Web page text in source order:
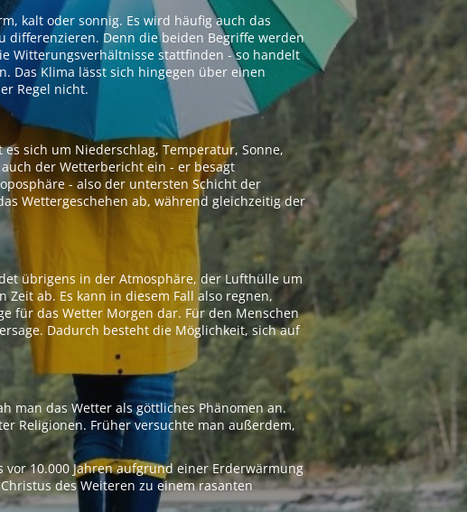
kalt oder sonnig. Es wird häufig auch das
differenzieren. Denn die beiden Begriffe werden
Witterungsverhältnisse stattfinden - so handelt
Das Klima lässt sich hingegen über einen
Regel nicht.
sich um Niederschlag, Temperatur, Sonne,
der Wetterbericht ein - er besagt
- also der untersten Schicht der
Wettergeschehen ab, während gleichzeitig der
übrigens in der Atmosphäre, der Lufthülle um
ab. Es kann in diesem Fall also regnen,
für das Wetter Morgen dar. Für den Menschen
Dadurch besteht die Möglichkeit, sich auf
man das Wetter als göttliches Phänomen an.
Religionen. Früher versuchte man außerdem,
10.000 Jahren aufgrund einer Erderwärmung
des Weiteren zu einem rasanten